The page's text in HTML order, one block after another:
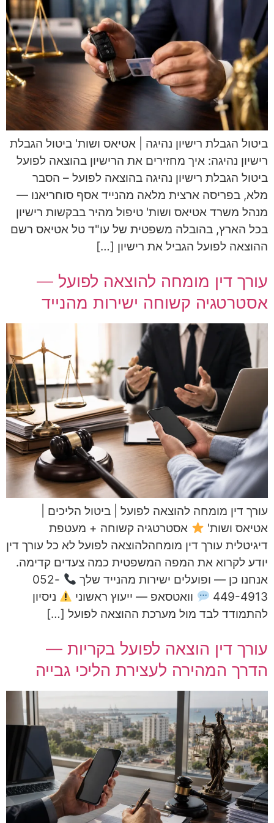
ביטול הגבלת רישיון נהיגה | אטיאס ושות' ביטול הגבלת
רישיון נהיגה: איך מחזירים את הרישיון בהוצאה לפועל
ביטול הגבלת רישיון נהיגה בהוצאה לפועל – הסבר
מלא, בפריסה ארצית מלאה מהנייד אסף סוחריאנו —
מנהל משרד אטיאס ושות' טיפול מהיר בבקשות רישיון
בכל הארץ, בהובלה משפטית של עו"ד טל אטיאס רשם
ההוצאה לפועל הגביל את רישיון […]
עורך דין מומחה להוצאה לפועל —
אסטרטגיה קשוחה ישירות מהנייד
עורך דין מומחה להוצאה לפועל | ביטול הליכים |
אטיאס ושות'
אסטרטגיה קשוחה + מעטפת
דיגיטלית עורך דין מומחהלהוצאה לפועל לא כל עורך דין
יודע לקרוא את המפה המשפטית כמה צעדים קדימה.
אנחנו כן — ופועלים ישירות מהנייד שלך
052-
449-4913
וואטסאפ — ייעוץ ראשוני
ניסיון
להתמודד לבד מול מערכת ההוצאה לפועל […]
עורך דין הוצאה לפועל בקריות —
הדרך המהירה לעצירת הליכי גבייה